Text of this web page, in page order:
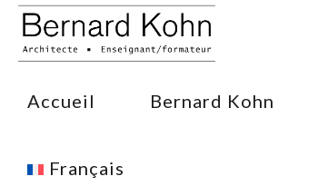
Accueil Bernard Kohn
Français